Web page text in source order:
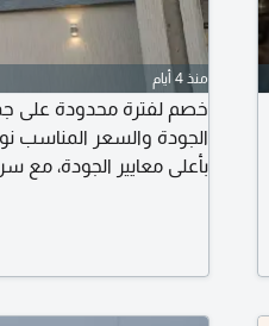
منذ 4 أيام
خصم لفترة محدودة على
الجودة والسعر المناسب
بأعلى معايير الجودة، مع